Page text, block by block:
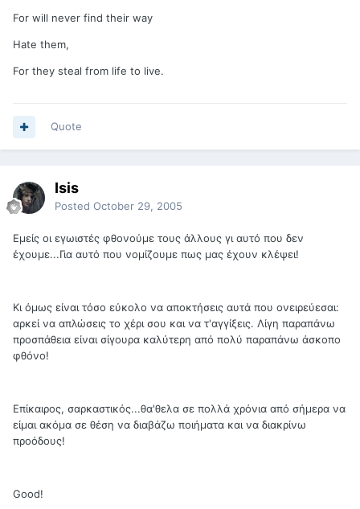
For will never find their way
Hate them,
For they steal from life to live.
Quote
Isis
Posted October 29, 2005
Εμείς οι εγωιστές φθονούμε τους άλλους γι αυτό που δεν
έχουμε...Για αυτό που νομίζουμε πως μας έχουν κλέψει!
Κι όμως είναι τόσο εύκολο να αποκτήσεις αυτά που ονειρεύεσαι:
αρκεί να απλώσεις το χέρι σου και να τ'αγγίξεις. Λίγη παραπάνω
προσπάθεια είναι σίγουρα καλύτερη από πολύ παραπάνω άσκοπο
φθόνο!
Επίκαιρος, σαρκαστικός...θα'θελα σε πολλά χρόνια από σήμερα να
είμαι ακόμα σε θέση να διαβάζω ποιήματα και να διακρίνω
προόδους!
Good!